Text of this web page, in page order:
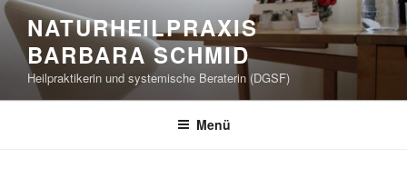
Zum
Inhalt
springen
NATURHEILPRAXIS
BARBARA SCHMID
Heilpraktikerin und systemische Beraterin (DGSF)
Menü